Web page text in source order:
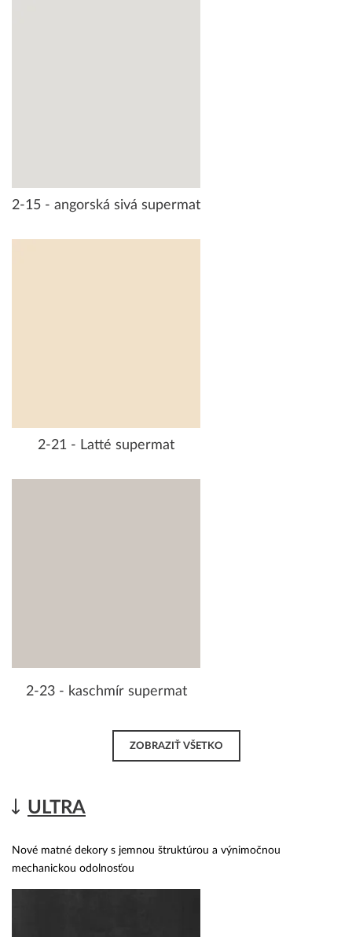
2-15 - angorská sivá supermat
2-21 - Latté supermat
2-23 - kaschmír supermat
ZOBRAZIŤ VŠETKO
ULTRA
Nové matné dekory s jemnou štruktúrou a výnimočnou
mechanickou odolnosťou